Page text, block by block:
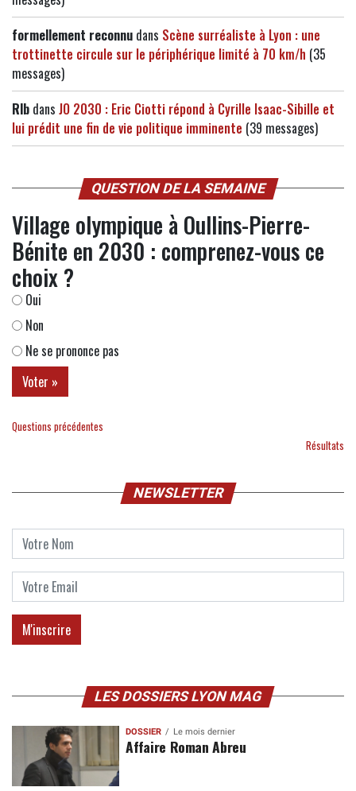
formellement reconnu dans Scène surréaliste à Lyon : une
trottinette circule sur le périphérique limité à 70 km/h (35
messages)
Rlb dans JO 2030 : Eric Ciotti répond à Cyrille Isaac-Sibille et
lui prédit une fin de vie politique imminente (39 messages)
QUESTION DE LA SEMAINE
Village olympique à Oullins-Pierre-
Bénite en 2030 : comprenez-vous ce
choix ?
Oui
Non
Ne se prononce pas
Questions précédentes
Résultats
NEWSLETTER
LES DOSSIERS LYON MAG
DOSSIER Le mois dernier
Affaire Roman Abreu